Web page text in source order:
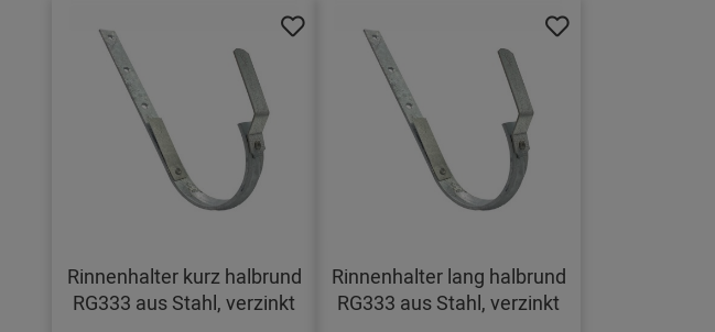
Rinnenhalter kurz halbrund
RG333 aus Stahl, verzinkt
Rinnenhalter lang halbrund
RG333 aus Stahl, verzinkt